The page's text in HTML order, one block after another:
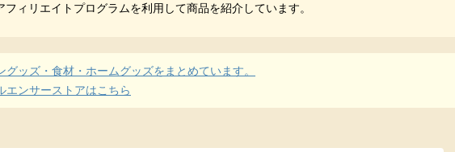
フィリエイトプログラムを利用して商品を紹介しています。
グッズ・食材・ホームグッズをまとめています。
ンサーストアはこちら